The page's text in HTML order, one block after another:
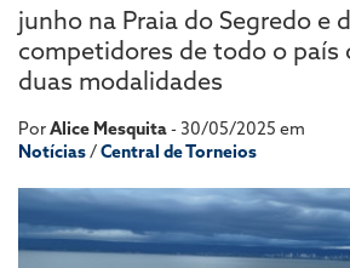
junho na Praia do Segredo e
competidores de todo o país
duas modalidades
PorAlice Mesquita- 30/05/2025 em
Notícias/Central de Torneios